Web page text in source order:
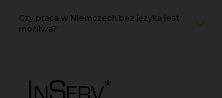
Czy praca w Niemczech bez języka jest
możliwa?